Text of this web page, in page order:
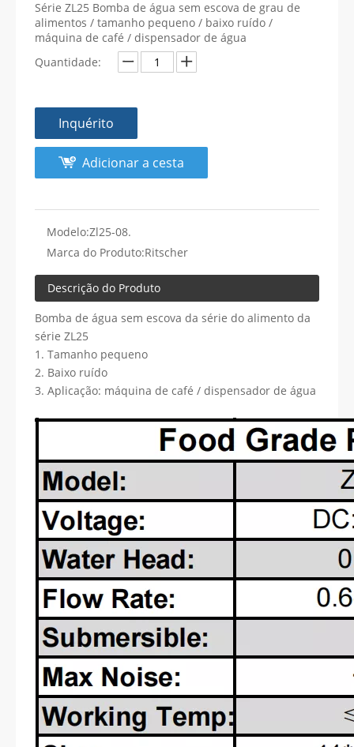
Série ZL25 Bomba de água sem escova de grau de
alimentos / tamanho pequeno / baixo ruído /
máquina de café / dispensador de água
Quantidade:
Inquérito
Adicionar a cesta
Modelo:Zl25-08.
Marca do Produto:Ritscher
Descrição do Produto
Bomba de água sem escova da série do alimento da
série ZL25
1. Tamanho pequeno
2. Baixo ruído
3. Aplicação: máquina de café / dispensador de água